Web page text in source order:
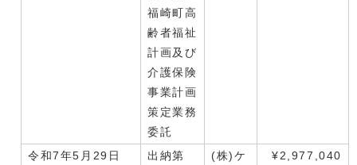
福崎町高
齢者福祉
計画及び
介護保険
事業計画
策定業務
委託
令和7年5月29日
出納第
(株)ケ
¥2,977,040